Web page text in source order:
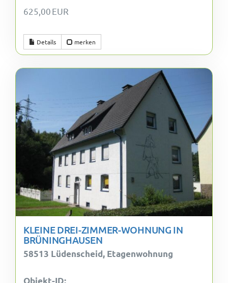
625,00 EUR
Details merken
KLEINE DREI-ZIMMER-WOHNUNG IN
BRÜNINGHAUSEN
58513 Lüdenscheid, Etagenwohnung
Objekt-ID: